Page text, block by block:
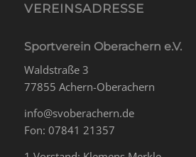
VEREINSADRESSE
Sportverein Oberachern e.V.
Waldstraße 3
77855 Achern-Oberachern
info@svoberachern.de
Fon: 07841 21357